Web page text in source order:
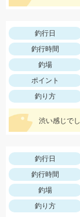
釣行日
釣行時間
釣場
ポイント
釣り方
釣行日
釣行時間
釣場
釣り方